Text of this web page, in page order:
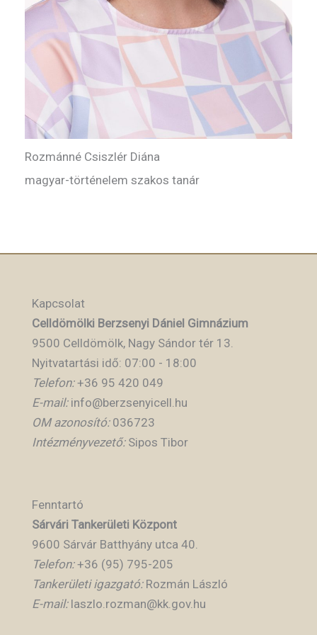
Rozmánné Csiszlér Diána
magyar-történelem szakos tanár
Kapcsolat
Celldömölki Berzsenyi Dániel Gimnázium
9500 Celldömölk, Nagy Sándor tér 13.
Nyitvatartási idő: 07:00 - 18:00
Telefon:+36 95 420 049
E-mail:info@berzsenyicell.hu
OM azonosító:036723
Intézményvezető:Sipos Tibor
Fenntartó
Sárvári Tankerületi Központ
9600 Sárvár Batthyány utca 40.
Telefon:+36 (95) 795-205
Tankerületi igazgató:Rozmán László
E-mail:laszlo.rozman@kk.gov.hu